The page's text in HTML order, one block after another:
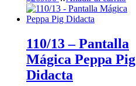
110/13 – Pantalla
Mágica Peppa Pig
Didacta